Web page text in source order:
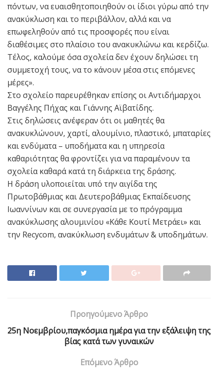
πόντων, να ευαισθητοποιηθούν οι ίδιοι γύρω από την
ανακύκλωση και το περιβάλλον, αλλά και να
επωφεληθούν από τις προσφορές που είναι
διαθέσιμες στο πλαίσιο του ανακυκλώνω και κερδίζω.
Τέλος, καλούμε όσα σχολεία δεν έχουν δηλώσει τη
συμμετοχή τους, να το κάνουν μέσα στις επόμενες
μέρες».
Στο σχολείο παρευρέθηκαν επίσης οι Αντιδήμαρχοι
Βαγγέλης Πήχας και Γιάννης Αϊβατίδης.
Στις δηλώσεις ανέφεραν ότι οι μαθητές θα
ανακυκλώνουν, χαρτί, αλουμίνιο, πλαστικό, μπαταρίες
και ενδύματα – υποδήματα και η υπηρεσία
καθαριότητας θα φροντίζει για να παραμένουν τα
σχολεία καθαρά κατά τη διάρκεια της δράσης.
Η δράση υλοποιείται υπό την αιγίδα της
Πρωτοβάθμιας και Δευτεροβάθμιας Εκπαίδευσης
Ιωαννίνων και σε συνεργασία με το πρόγραμμα
ανακύκλωσης αλουμινίου «Κάθε Κουτί Μετράει» και
την Recycom, ανακύκλωση ενδυμάτων & υποδημάτων.
Προηγούμενο Άρθρο
25η Νοεμβρίου,παγκόσμια ημέρα για την εξάλειψη της
βίας κατά των γυναικών
Επόμενο Άρθρο